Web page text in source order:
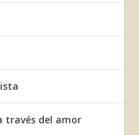
través del amor